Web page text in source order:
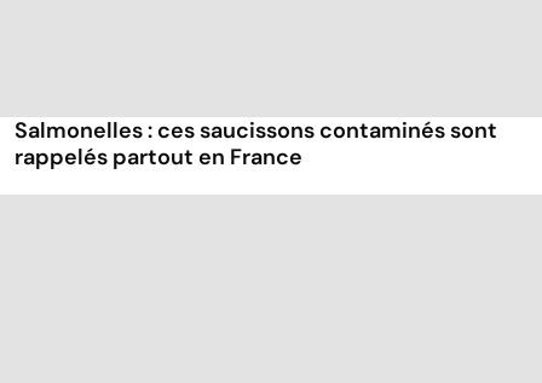
Salmonelles : ces saucissons contaminés sont
rappelés partout en France